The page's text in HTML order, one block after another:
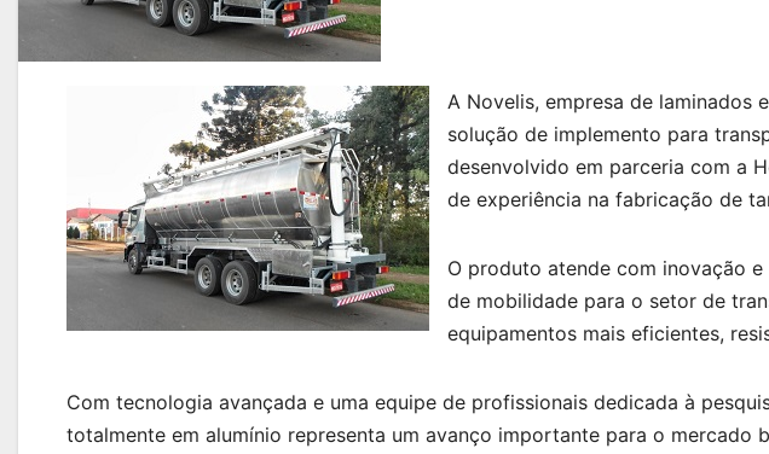
A Novelis, empresa de laminados
solução de implemento para
desenvolvido em parceria com a
de experiência na fabricação de
O produto atende com inovação
de mobilidade para o setor de
equipamentos mais eficientes,
Com tecnologia avançada e uma equipe de profissionais dedicada à
totalmente em alumínio representa um avanço importante para o mercado